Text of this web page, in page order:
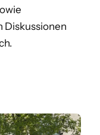
Diskussionen